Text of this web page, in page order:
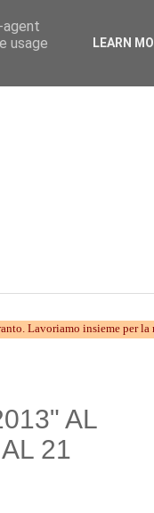
insieme per la
AL
21
agent
usage
LEARN